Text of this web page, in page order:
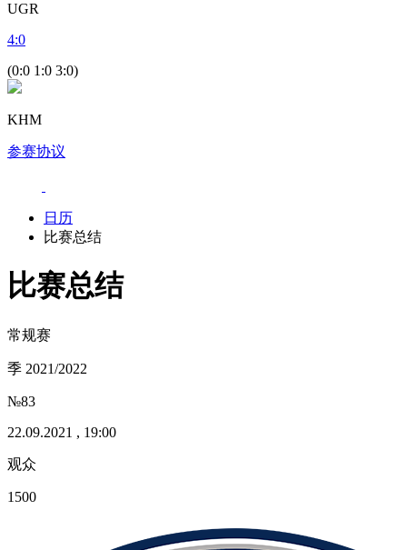
UGR
4:0
(0:0 1:0 3:0)
KHM
参赛协议
日历
比赛总结
比赛总结
常规赛
季 2021/2022
№83
22.09.2021 , 19:00
观众
1500